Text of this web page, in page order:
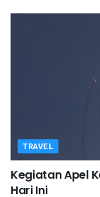
TRAVEL
Kegiatan Apel
Hari Ini